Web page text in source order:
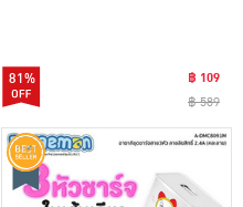
81%
฿ 109
฿ 589